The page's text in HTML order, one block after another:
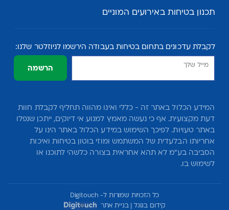
תכנון בטיחות באירועים המוניים
לקבלת עדכונים בתחום בטיחות בעבודה הירשמו לניוזלטר שלנו:
הרשמה
המידע הכלול באתר זה - כללי ואינו מהווה תחליף לקבלת חוות
דעת מקצועית. אף כי נעשה מאמץ למנוע אי דיוקים, ייתכן שנפלו
באתר טעויות. לפיכך השימוש במידע הכלול באתר הינו על
אחריותו הבלעדית של המשתמש ומוזי בוטון בטיחות ואיכות
הסביבה בע"מ לא תהא אחראית בצורה כלשהי לתוכנו או
לשימוש בו.
כל הזכויות שמורות ל- Digitouch
קידום בגוגל |בניית אתר